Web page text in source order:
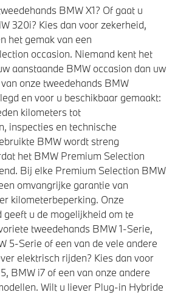
Steptronic sporttransmissie
3, 22kW)
voor voetgangers
Programma
BMW X1? Of gaat u
320i? Kies dan voor zekerheid,
het gemak van een
occasion. Niemand kent het
aanstaande BMW occasion dan uw
onze tweedehands BMW
en voor u beschikbaar gemaakt:
kilometers tot
inspecties en technische
BMW wordt streng
het BMW Premium Selection
Bij elke Premium Selection BMW
omvangrijke garantie van
kilometerbeperking. Onze
geeft u de mogelijkheid om te
tweedehands BMW 1-Serie,
5-Serie of een van de vele andere
elektrisch rijden? Kies dan voor
BMW i7 of een van onze andere
Wilt u liever Plug-in Hybride